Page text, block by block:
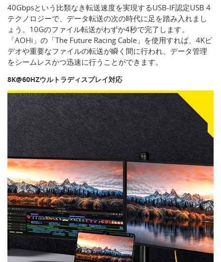
40Gbpsという比類なき転送速度を実現するUSB-IF認定USB 4
テクノロジーで、データ転送の次の時代に足を踏み入れまし
ょう。10Gのファイル転送がわずか4秒で完了します。
「AOHi」の「The Future Racing Cable」を使用すれば、4Kビ
デオや重要なファイルの転送が瞬く間に行われ、データ管理
をシームレスかつ迅速に行うことができます。
8K@60HZウルトラディスプレイ対応